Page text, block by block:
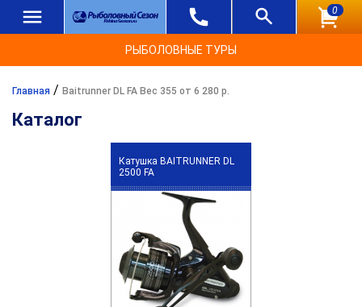
0
РЫБОЛОВНЫЕ ТУРЫ
Главная / Baitrunner DL FA Вес 355 от 6 280 р.
Каталог
Катушка BAITRUNNER DL
2500 FA